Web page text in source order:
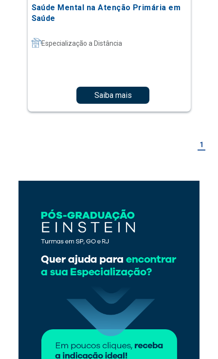
Saúde Mental na Atenção Primária em
Saúde
Especialização a Distância
Saiba mais
1